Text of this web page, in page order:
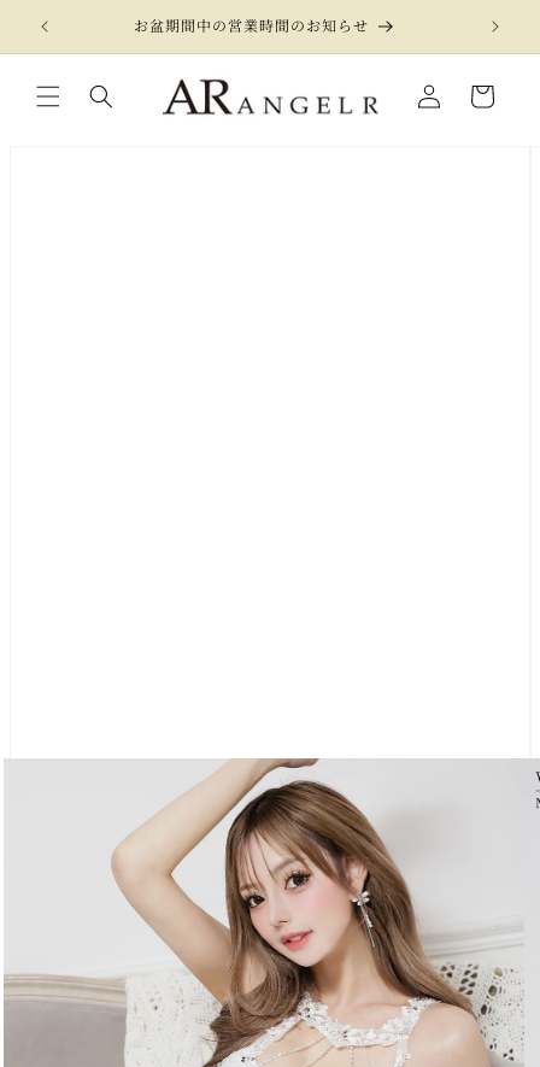
ンツに
進む
お盆期間中の営業時間のお知らせ
【公式】ANGEL R（エンジェルアール）高級キャバドレス通販サイト キャバドレス専門店 キャバ ドレス キャバクラドレス
LOGIN
ー